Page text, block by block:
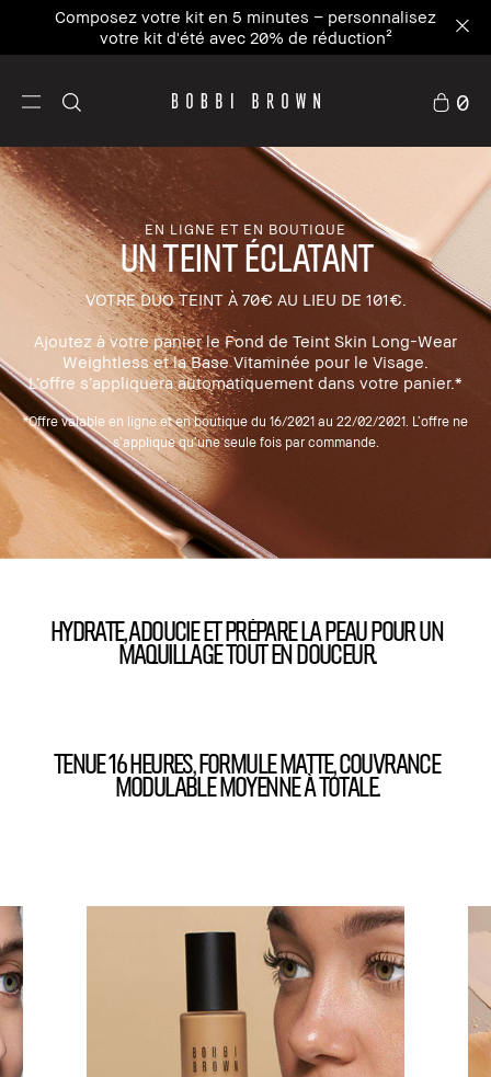
Composez votre kit en 5 minutes – personnalisez
votre kit d'été avec 20% de réduction²
0
EN LIGNE ET EN BOUTIQUE
UN TEINT ÉCLATANT
VOTRE DUO TEINT À 70€ AU LIEU DE 101€.
Ajoutez à votre panier le Fond de Teint Skin Long-Wear
Weightless et la Base Vitaminée pour le Visage.
L’offre s’appliquera automatiquement dans votre panier.*
*Offre valable en ligne et en boutique du 16/2021 au 22/02/2021. L’offre ne
s’applique qu’une seule fois par commande.
HYDRATE, ADOUCIE ET PRÉPARE LA PEAU POUR UN
MAQUILLAGE TOUT EN DOUCEUR.
TENUE 16 HEURES, FORMULE MATTE, COUVRANCE
MODULABLE MOYENNE À TOTALE.